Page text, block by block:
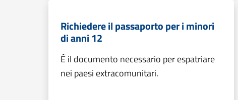
Richiedere il passaporto per i minori
di anni 12
É il documento necessario per espatriare
nei paesi extracomunitari.